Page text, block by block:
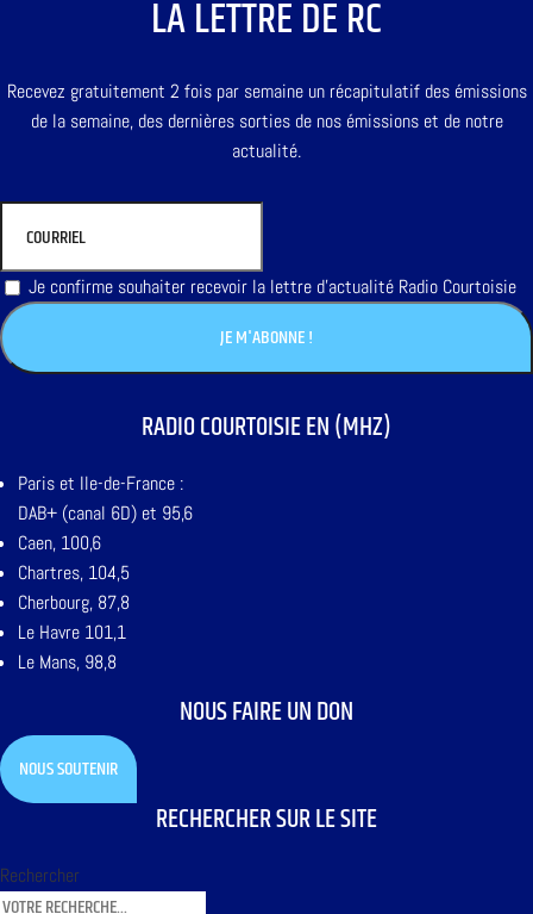
LA LETTRE DE RC
Recevez gratuitement 2 fois par semaine un récapitulatif des émissions
de la semaine, des dernières sorties de nos émissions et de notre
actualité.
Je confirme souhaiter recevoir la lettre d'actualité Radio Courtoisie
RADIO COURTOISIE EN (MHZ)
Paris et Ile-de-France :
DAB+ (canal 6D) et 95,6
Caen, 100,6
Chartres, 104,5
Cherbourg, 87,8
Le Havre 101,1
Le Mans, 98,8
NOUS FAIRE UN DON
NOUS SOUTENIR
RECHERCHER SUR LE SITE
Rechercher